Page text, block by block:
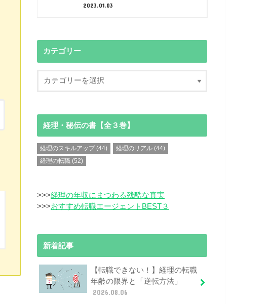
2023.01.03
カテゴリー
経理・秘伝の書【全３巻】
経理のスキルアップ (44) 経理のリアル (44)
経理の転職 (52)
>>>経理の年収にまつわる残酷な真実
>>>おすすめ転職エージェントBEST３
新着記事
【転職できない！】経理の転職
年齢の限界と「逆転方法」
2026.08.06